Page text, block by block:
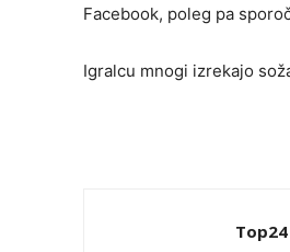
Facebook, poleg pa
Igralcu mnogi izrekajo